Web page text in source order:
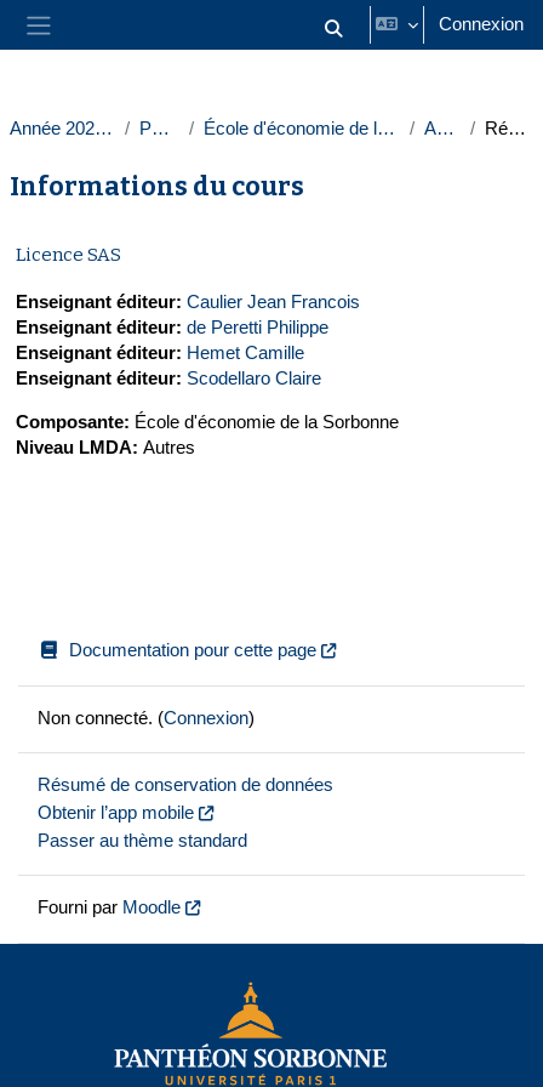
Panneau latéral Activer/désactiver la saisie
Connexion
Année 2023-2024 Paris 1 École d'économie de la Sorbonne Autres Résumé
Informations du cours
Licence SAS
Enseignant éditeur: Caulier Jean Francois
Enseignant éditeur: de Peretti Philippe
Enseignant éditeur: Hemet Camille
Enseignant éditeur: Scodellaro Claire
Composante: École d'économie de la Sorbonne
Niveau LMDA: Autres
Documentation pour cette page
Non connecté. (Connexion)
Résumé de conservation de données
Obtenir l’app mobile
Passer au thème standard
Fourni par Moodle